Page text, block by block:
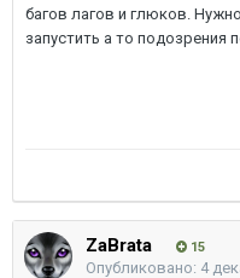
багов лагов и глюков.
запустить а то подозрения
ZaBrata 15
Опубликовано: 4